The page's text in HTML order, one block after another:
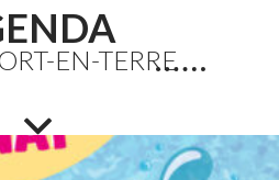
EN-TERRE